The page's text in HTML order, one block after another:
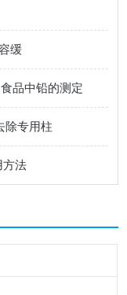
缓
品中铅的测定
除专用柱
方法